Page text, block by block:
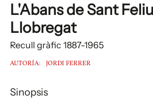
L'Abans de Sant
Llobregat
Recull gràfic 1887-1965
AUTORÍA: JORDI FERRER
Sinopsis